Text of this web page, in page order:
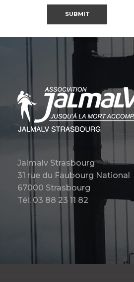
Jalmalv Strasbourg
31 rue du Faubourg National
67000 Strasbourg
Tél. 03 88 23 11 82